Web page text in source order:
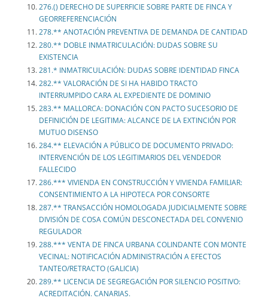
276.() DERECHO DE SUPERFICIE SOBRE PARTE DE FINCA Y
GEORREFERENCIACIÓN
278.** ANOTACIÓN PREVENTIVA DE DEMANDA DE CANTIDAD
280.** DOBLE INMATRICULACIÓN: DUDAS SOBRE SU
EXISTENCIA
281.* INMATRICULACIÓN: DUDAS SOBRE IDENTIDAD FINCA
282.** VALORACIÓN DE SI HA HABIDO TRACTO
INTERRUMPIDO CARA AL EXPEDIENTE DE DOMINIO
283.** MALLORCA: DONACIÓN CON PACTO SUCESORIO DE
DEFINICIÓN DE LEGITIMA: ALCANCE DE LA EXTINCIÓN POR
MUTUO DISENSO
284.** ELEVACIÓN A PÚBLICO DE DOCUMENTO PRIVADO:
INTERVENCIÓN DE LOS LEGITIMARIOS DEL VENDEDOR
FALLECIDO
286.*** VIVIENDA EN CONSTRUCCIÓN Y VIVIENDA FAMILIAR:
CONSENTIMIENTO A LA HIPOTECA POR CONSORTE
287.** TRANSACCIÓN HOMOLOGADA JUDICIALMENTE SOBRE
DIVISIÓN DE COSA COMÚN DESCONECTADA DEL CONVENIO
REGULADOR
288.*** VENTA DE FINCA URBANA COLINDANTE CON MONTE
VECINAL: NOTIFICACIÓN ADMINISTRACIÓN A EFECTOS
TANTEO/RETRACTO (GALICIA)
289.** LICENCIA DE SEGREGACIÓN POR SILENCIO POSITIVO:
ACREDITACIÓN. CANARIAS.